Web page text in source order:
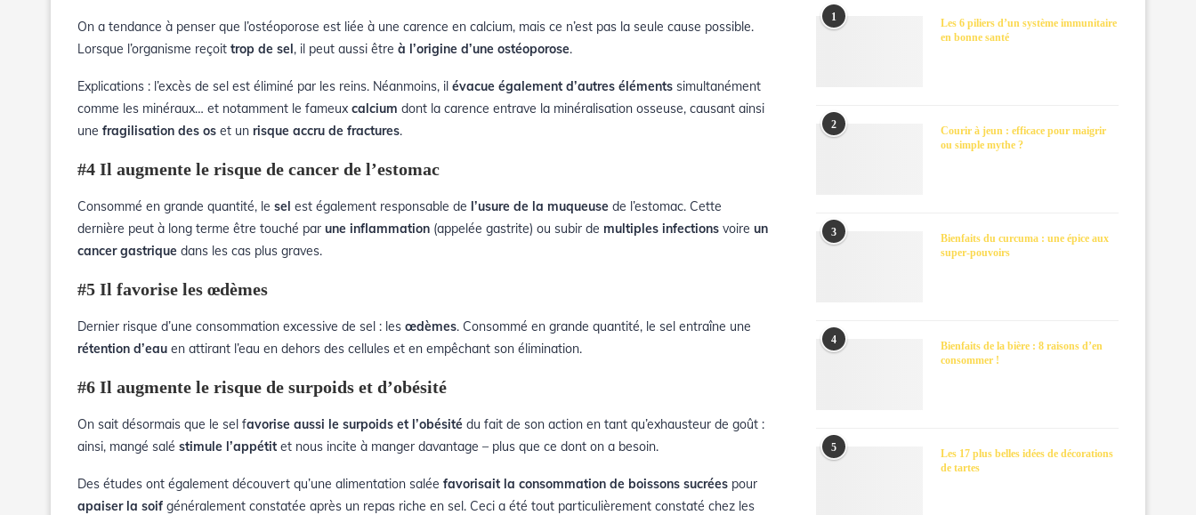
On a tendance à penser que l’ostéoporose est liée à une carence en calcium, mais ce n’est pas la seule cause possible.
Lorsque l’organisme reçoit trop de sel, il peut aussi être à l’origine d’une ostéoporose.
Explications : l’excès de sel est éliminé par les reins. Néanmoins, il évacue également d’autres éléments simultanément
comme les minéraux… et notamment le fameux calcium dont la carence entrave la minéralisation osseuse, causant ainsi
une fragilisation des os et un risque accru de fractures.
#4 Il augmente le risque de cancer de l’estomac
Consommé en grande quantité, le sel est également responsable de l’usure de la muqueuse de l’estomac. Cette
dernière peut à long terme être touché par une inflammation (appelée gastrite) ou subir de multiples infections voire un
cancer gastrique dans les cas plus graves.
#5 Il favorise les œdèmes
Dernier risque d’une consommation excessive de sel : les œdèmes. Consommé en grande quantité, le sel entraîne une
rétention d’eau en attirant l’eau en dehors des cellules et en empêchant son élimination.
#6 Il augmente le risque de surpoids et d’obésité
On sait désormais que le sel favorise aussi le surpoids et l’obésité du fait de son action en tant qu’exhausteur de goût :
ainsi, mangé salé stimule l’appétit et nous incite à manger davantage – plus que ce dont on a besoin.
Des études ont également découvert qu’une alimentation salée favorisait la consommation de boissons sucrées pour
apaiser la soif généralement constatée après un repas riche en sel. Ceci a été tout particulièrement constaté chez les
1
Les 6 piliers d’un système immunitaire
en bonne santé
2
Courir à jeun : efficace pour maigrir
ou simple mythe ?
3
Bienfaits du curcuma : une épice aux
super-pouvoirs
4
Bienfaits de la bière : 8 raisons d’en
consommer !
5
Les 17 plus belles idées de décorations
de tartes